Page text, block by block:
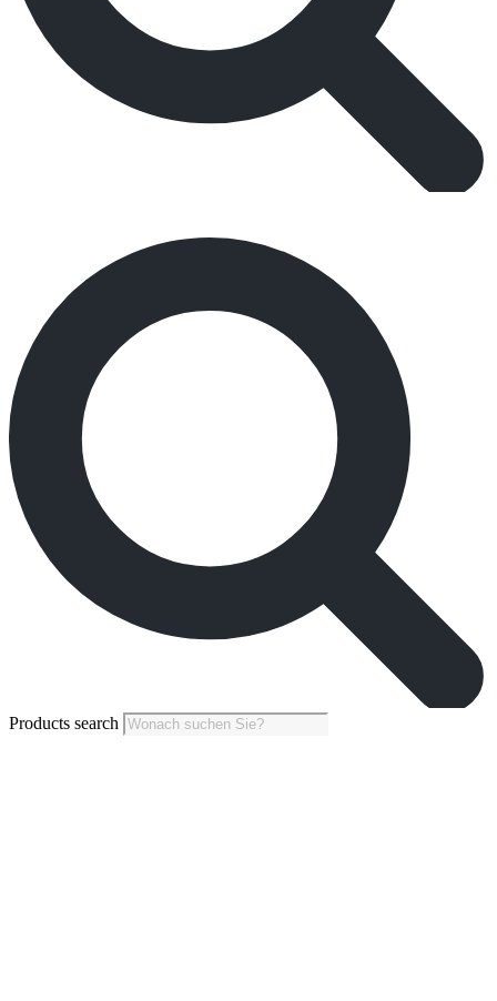
Products search